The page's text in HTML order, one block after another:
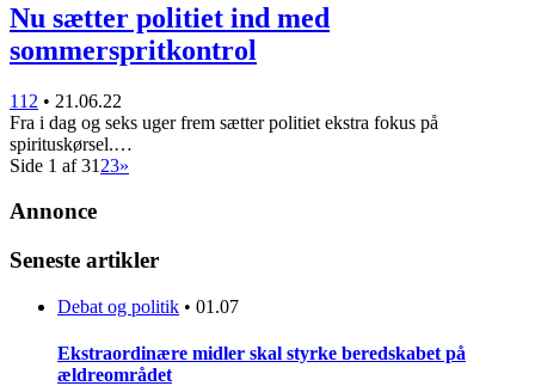
Nu sætter politiet ind med
sommerspritkontrol
112 • 21.06.22
Fra i dag og seks uger frem sætter politiet ekstra fokus på
spirituskørsel.…
Side 1 af 31 23»
Annonce
Seneste artikler
Debat og politik • 01.07
Ekstraordinære midler skal styrke beredskabet på
ældreområdet